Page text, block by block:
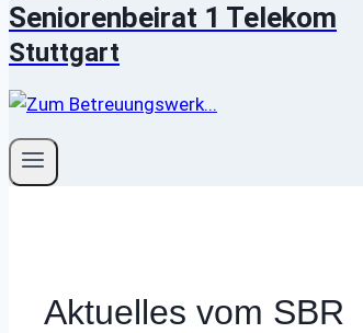
Seniorenbeirat 1 Telekom
Stuttgart
Aktuelles vom SBR